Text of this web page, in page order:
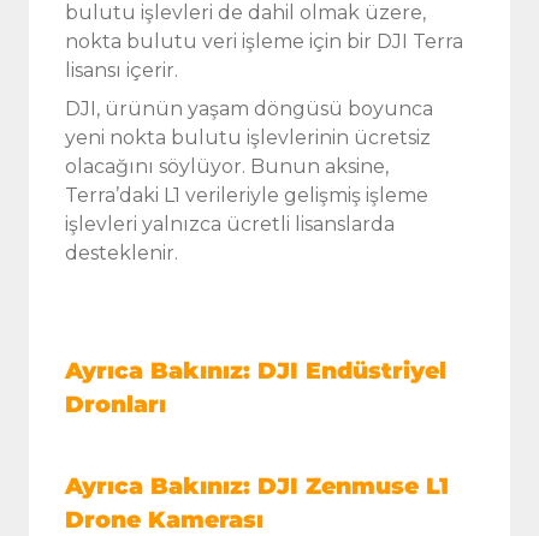
bulutu işlevleri de dahil olmak üzere,
nokta bulutu veri işleme için bir DJI Terra
lisansı içerir.
DJI, ürünün yaşam döngüsü boyunca
yeni nokta bulutu işlevlerinin ücretsiz
olacağını söylüyor. Bunun aksine,
Terra’daki L1 verileriyle gelişmiş işleme
işlevleri yalnızca ücretli lisanslarda
desteklenir.
Ayrıca Bakınız: DJI Endüstriyel
Dronları
Ayrıca Bakınız: DJI Zenmuse L1
Drone Kamerası